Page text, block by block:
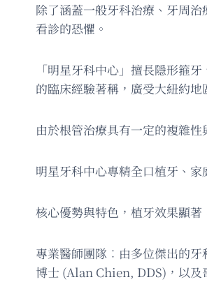
除了涵蓋一般牙科治療、牙周
看診的恐懼。
「明星牙科中心」擅長隱形箍
的臨床經驗著稱，廣受大紐約地
由於根管治療具有一定的複雜
明星牙科中心專精全口植牙、
核心優勢與特色，植牙效果顯著
專業醫師團隊︰由多位傑出的
博士 (Alan Chien, DDS)，以及